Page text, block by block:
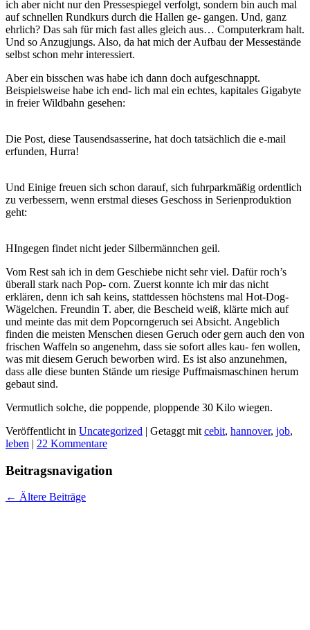
ich aber nicht nur den Pressespiegel verfolgt, sondern bin auch mal
auf schnellen Rundkurs durch die Hallen ge- gangen. Und, ganz
ehrlich? Das sah für mich fast alles gleich aus… Computerkram halt.
Und so Anzugjungs. Also, da hat mich der Aufbau der Messestände
selbst schon mehr interessiert.
Aber ein bisschen was habe ich dann doch aufgeschnappt.
Beispielsweise habe ich end- lich mal ein echtes, kapitales Gigabyte
in freier Wildbahn gesehen:
Die Post, diese Tausendsasserine, hat doch tatsächlich die e-mail
erfunden, Hurra!
Und Einige freuen sich schon darauf, sich fuhrparkmäßig ordentlich
zu verbessern, wenn erstmal dieses Geschoss in Serienproduktion
geht:
HIngegen findet nicht jeder Silbermännchen geil.
Vom Rest sah ich in dem Geschiebe nicht sehr viel. Dafür roch’s
überall stark nach Pop- corn. Zuerst konnte ich mir das nicht
erklären, denn ich sah keins, stattdessen höchstens mal Hot-Dog-
Wägelchen. Freundin T. aber, die Bescheid weiß, klärte mich auf
und meinte das mit dem Popcorngeruch sei Absicht. Angeblich
finden die meisten Menschen diesen Geruch oder gern auch den von
frischen Waffeln so angenehm, dass sie sofort alles kau- fen wollen,
was mit diesem Geruch beworben wird. Es ist also anzunehmen,
dass alle diese bunten Stände um riesige Puffmaismaschinen herum
gebaut sind.
Vermutlich solche, die poppende, ploppende 30 Kilo wiegen.
Veröffentlicht in Uncategorized | Getaggt mit cebit, hannover, job,
leben | 22 Kommentare
Beitragsnavigation
← Ältere Beiträge